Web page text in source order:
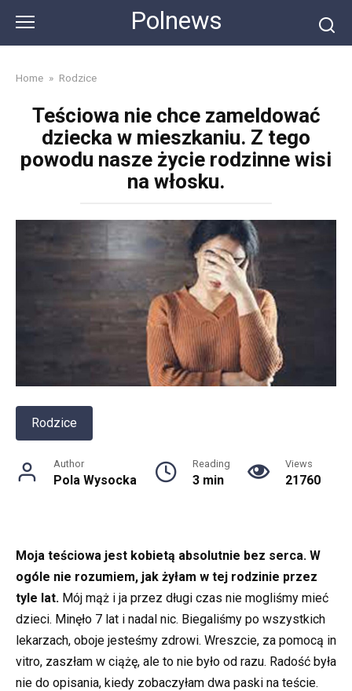
content
Polnews
Home » Rodzice
Teściowa nie chce zameldować
dziecka w mieszkaniu. Z tego
powodu nasze życie rodzinne wisi
na włosku.
Rodzice
Author
Pola Wysocka
Reading
3 min
Views
21760
Moja teściowa jest kobietą absolutnie bez serca. W
ogóle nie rozumiem, jak żyłam w tej rodzinie przez
tyle lat. Mój mąż i ja przez długi czas nie mogliśmy mieć
dzieci. Minęło 7 lat i nadal nic. Biegaliśmy po wszystkich
lekarzach, oboje jesteśmy zdrowi. Wreszcie, za pomocą in
vitro, zaszłam w ciążę, ale to nie było od razu. Radość była
nie do opisania, kiedy zobaczyłam dwa paski na teście.